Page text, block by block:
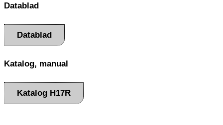
Datablad
Datablad
Katalog, manual
Katalog H17R